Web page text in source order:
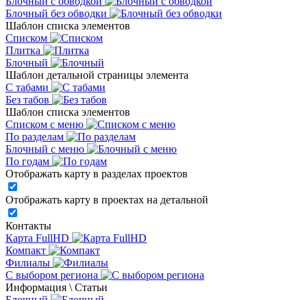
Блочный без обводки
Шаблон списка элементов
Списком
Плитка
Блочный
Шаблон детальной страницы элемента
С табами
Без табов
Шаблон списка элементов
Списком c меню
По разделам
Блочный с меню
По годам
Отображать карту в разделах проектов
Отображать карту в проектах на детальной
Контакты
Карта FullHD
Компакт
Филиалы
С выбором региона
Информация \ Статьи